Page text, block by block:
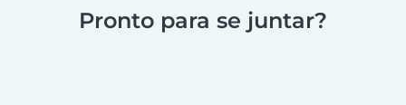
Pronto para se juntar?